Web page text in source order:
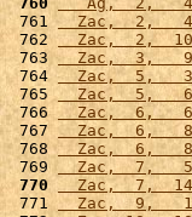
761
  Zac,  2,   4
762
  Zac,  2,  10
763
  Zac,  3,   9
764
  Zac,  5,   3
765
  Zac,  5,   6
766
  Zac,  6,   6
767
  Zac,  6,   8
768
  Zac,  6,   8
769
  Zac,  7,   5
770
  Zac,  7,  14
771
  Zac,  9,   1